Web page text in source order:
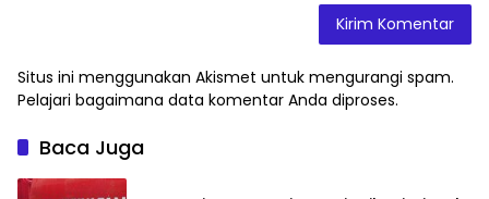
Situs ini menggunakan Akismet untuk mengurangi spam.
Pelajari bagaimana data komentar Anda diproses.
Baca Juga